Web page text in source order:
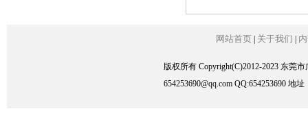
网站首页 关于我们
版权所有 Copyright(C)2012-2023 东莞
654253690@qq.com QQ:654253690 地